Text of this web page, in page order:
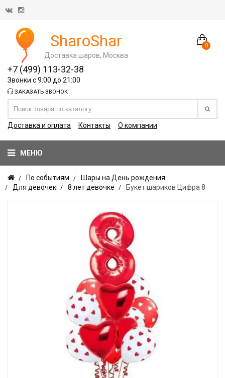
0
SharoShar
Доставка шаров, Москва
+7 (499) 113-32-38
Звонки с 9:00 до 21:00
ЗАКАЗАТЬ ЗВОНОК
Доставка и оплата Контакты О компании
МЕНЮ
По событиям
Шары на День рождения
Для девочек
8 лет девочке Букет шариков Цифра 8